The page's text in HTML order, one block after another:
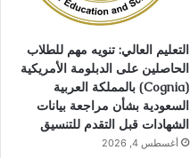
التعليم العالي: تنويه مهم للطلاب
الحاصلين على الدبلومة الأمريكية
(Cognia) بالمملكة العربية
السعودية بشأن مراجعة بيانات
الشهادات قبل التقدم للتنسيق
أغسطس 4, 2026